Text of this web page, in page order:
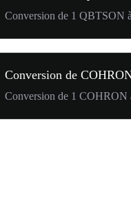
Conversion de 1 QBTSON
Conversion de
Conversion de 1 COHRON